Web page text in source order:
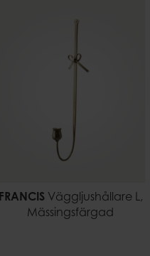
FRANCISVäggljushållare L,
Mässingsfärgad